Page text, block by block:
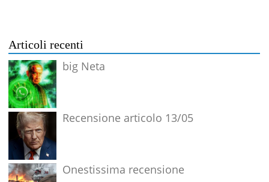
Articoli recenti
big Neta
Recensione articolo 13/05
Onestissima recensione